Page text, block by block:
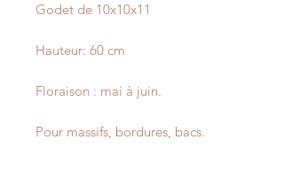
Godet de 10x10x11
Hauteur: 60 cm
Floraison : mai à juin.
Pour massifs, bordures, bacs.